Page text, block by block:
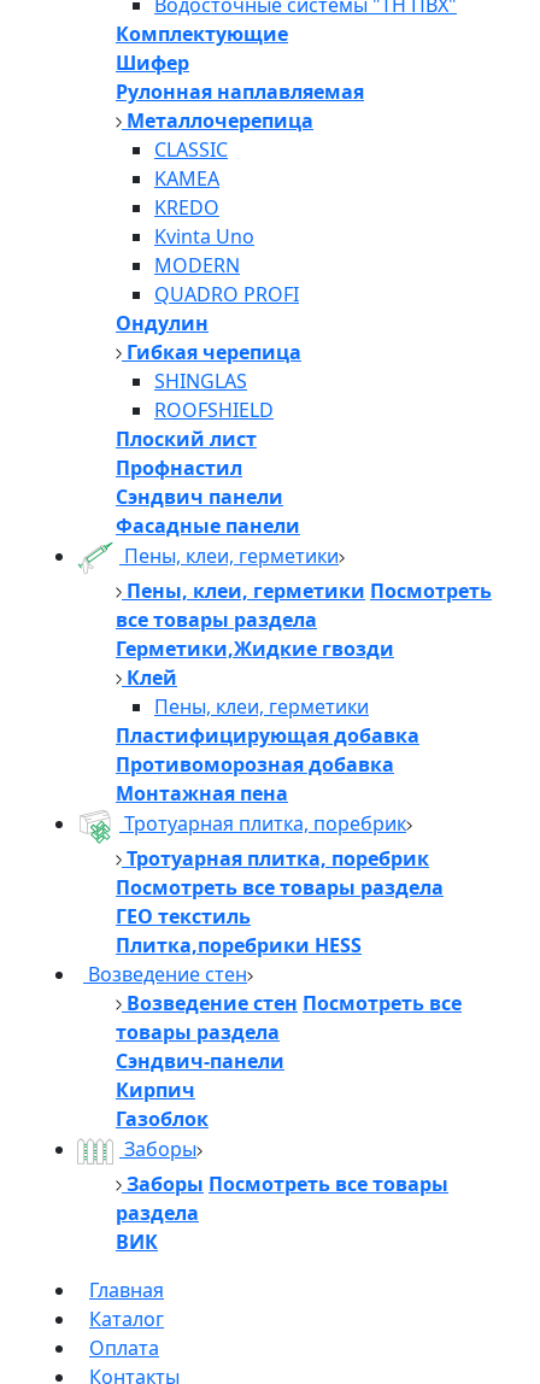
Комплектующие
Шифер
Рулонная наплавляемая
Металлочерепица
CLASSIC
KAMEA
KREDO
Kvinta Uno
MODERN
QUADRO PROFI
Ондулин
Гибкая черепица
SHINGLAS
ROOFSHIELD
Плоский лист
Профнастил
Сэндвич панели
Фасадные панели
Пены, клеи, герметики
Пены, клеи, герметики Посмотреть
все товары раздела
Герметики,Жидкие гвозди
Клей
Пены, клеи, герметики
Пластифицирующая добавка
Противоморозная добавка
Монтажная пена
Тротуарная плитка, поребрик
Тротуарная плитка, поребрик
Посмотреть все товары раздела
ГЕО текстиль
Плитка,поребрики HESS
Возведение стен
Возведение стен Посмотреть все
товары раздела
Сэндвич-панели
Кирпич
Газоблок
Заборы
Заборы Посмотреть все товары
раздела
ВИК
Главная
Каталог
Оплата
Контакты